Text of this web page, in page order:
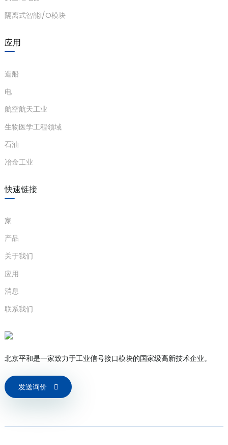
隔离式智能I/O模块
应用
造船
电
航空航天工业
生物医学工程领域
石油
冶金工业
快速链接
家
产品
关于我们
应用
消息
联系我们
北京平和是一家致力于工业信号接口模块的国家级高新技术企业。
发送询价